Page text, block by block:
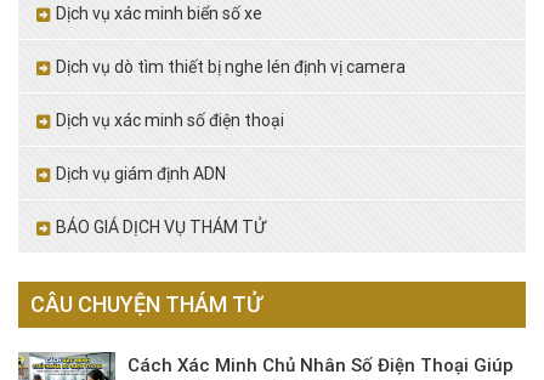
Dịch vụ xác minh biển số xe
Dịch vụ dò tìm thiết bị nghe lén định vị camera
Dịch vụ xác minh số điện thoại
Dịch vụ giám định ADN
BÁO GIÁ DỊCH VỤ THÁM TỬ
CÂU CHUYỆN THÁM TỬ
Cách Xác Minh Chủ Nhân Số Điện Thoại Giúp